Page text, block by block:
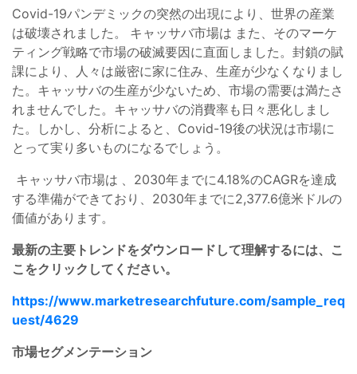
Covid-19パンデミックの突然の出現により、世界の産業
は破壊されました。
キャッサバ市場は また、そのマーケ
ティング戦略で市場の破滅要因に直面しました。封鎖の賦
課により、人々は厳密に家に住み、生産が少なくなりまし
た。キャッサバの生産が少ないため、市場の需要は満たさ
れませんでした。キャッサバの消費率も日々悪化しまし
た。しかし、分析によると、Covid-19後の状況は市場に
とって実り多いものになるでしょう。
キャッサバ市場は
、2030年までに4.18%のCAGRを達成
する準備ができており、2030年までに2,377.6億米ドルの
価値があります。
最新の主要トレンドをダウンロードして理解するには、こ
こをクリックしてください。
https://www.marketresearchfuture.com/sample_req
uest/4629
市場セグメンテーション